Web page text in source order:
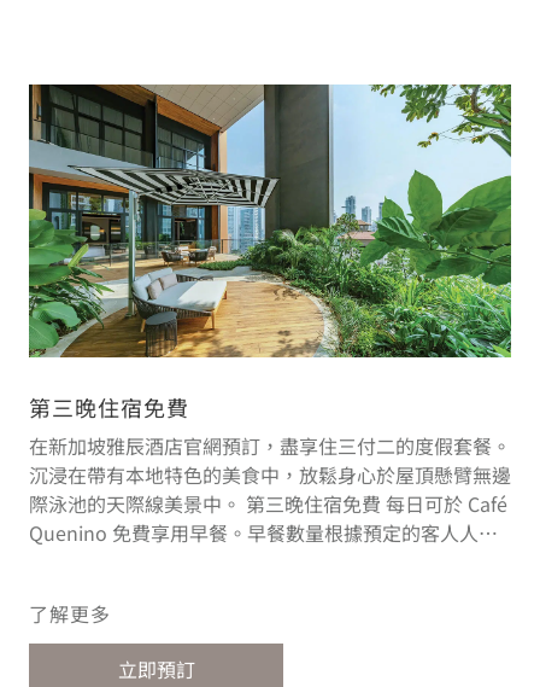
第三晚住宿免費
在新加坡雅辰酒店官網預訂，盡享住三付二的度假套餐。
沉浸在帶有本地特色的美食中，放鬆身心於屋頂懸臂無邊
際泳池的天際線美景中。 第三晚住宿免費 每日可於 Café
Quenino 免費享用早餐。早餐數量根據預定的客人人數
了解更多
立即預訂